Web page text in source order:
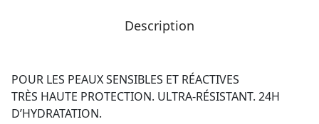
Description
POUR LES PEAUX SENSIBLES ET RÉACTIVES
TRÈS HAUTE PROTECTION. ULTRA-RÉSISTANT. 24H
D’HYDRATATION.